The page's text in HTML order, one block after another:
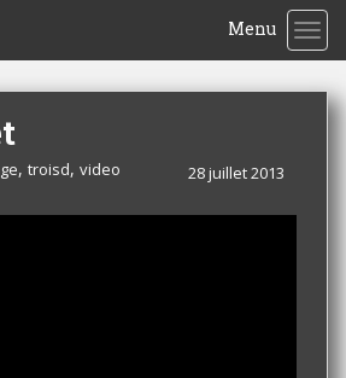
Menu
28 juillet 2013
, troisd, video